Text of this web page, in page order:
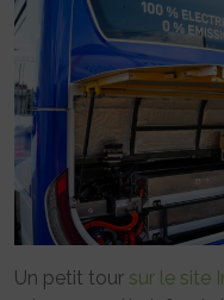
Un petit tour sur le site